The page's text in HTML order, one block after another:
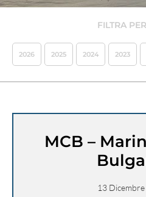
FILTRA
2026 2025 2024 2023
MCB –
13